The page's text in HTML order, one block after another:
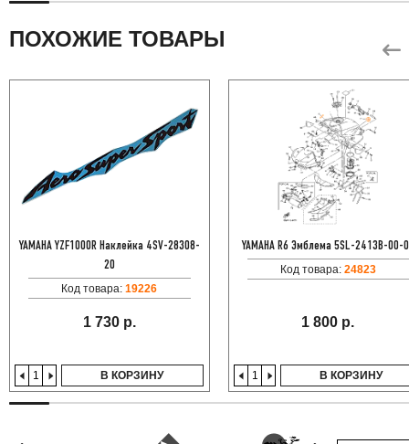
ПОХОЖИЕ ТОВАРЫ
YAMAHA YZF1000R Наклейка 4SV-28308-
20
Код товара:19226
1 730 р.
В КОРЗИНУ
YAMAHA R6 Эмблема 5SL-2413B-00-
Код товара: 24823
1 800 р.
В КОРЗИНУ